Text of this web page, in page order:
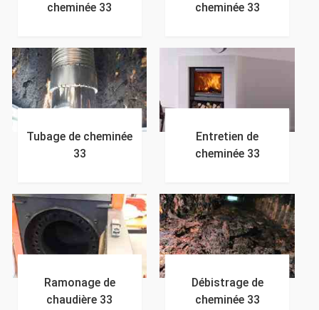
cheminée 33
cheminée 33
Tubage de cheminée
33
Entretien de
cheminée 33
Ramonage de
chaudière 33
Débistrage de
cheminée 33